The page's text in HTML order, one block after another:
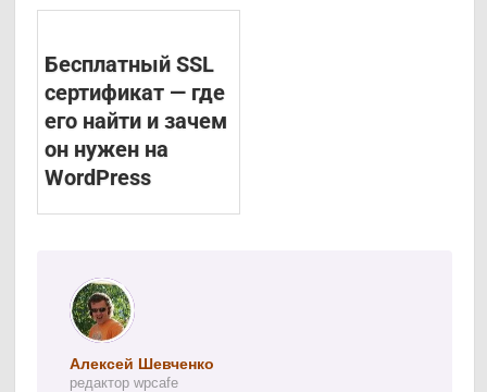
Бесплатный SSL
сертификат — где
его найти и зачем
он нужен на
WordPress
Алексей Шевченко
редактор wpcafe